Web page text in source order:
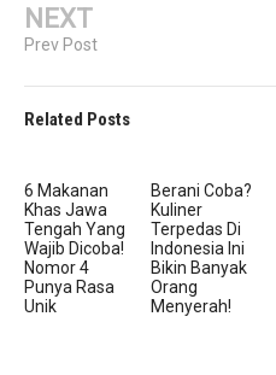
NEXT
Prev Post
Related Posts
6 Makanan
Khas Jawa
Tengah Yang
Wajib Dicoba!
Nomor 4
Punya Rasa
Unik
Berani Coba?
Kuliner
Terpedas Di
Indonesia Ini
Bikin Banyak
Orang
Menyerah!